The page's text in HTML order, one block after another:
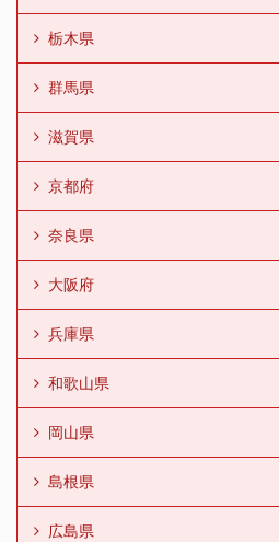
栃木県
群馬県
滋賀県
京都府
奈良県
大阪府
兵庫県
和歌山県
岡山県
島根県
広島県